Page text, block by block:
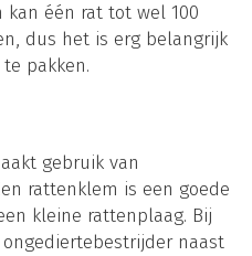
kan één rat tot wel 100
dus het is erg belangrijk
pakken.
gebruik van
rattenklem is een goede
kleine rattenplaag. Bij
naast